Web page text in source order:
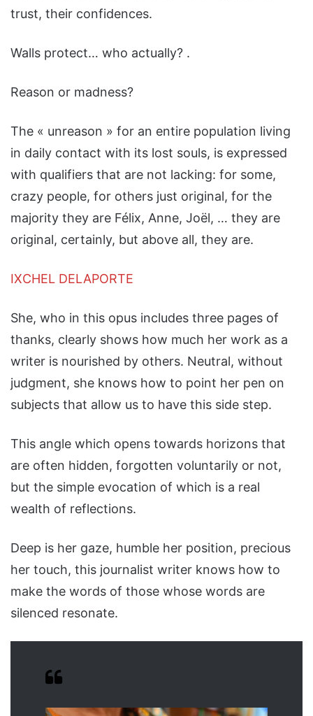
trust, their confidences.
Walls protect… who actually? .
Reason or madness?
The « unreason » for an entire population living
in daily contact with its lost souls, is expressed
with qualifiers that are not lacking: for some,
crazy people, for others just original, for the
majority they are Félix, Anne, Joël, … they are
original, certainly, but above all, they are.
IXCHEL DELAPORTE
She, who in this opus includes three pages of
thanks, clearly shows how much her work as a
writer is nourished by others. Neutral, without
judgment, she knows how to point her pen on
subjects that allow us to have this side step.
This angle which opens towards horizons that
are often hidden, forgotten voluntarily or not,
but the simple evocation of which is a real
wealth of reflections.
Deep is her gaze, humble her position, precious
her touch, this journalist writer knows how to
make the words of those whose words are
silenced resonate.